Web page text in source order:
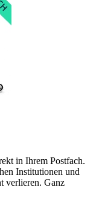
in Ihrem Postfach.
Institutionen und
verlieren. Ganz